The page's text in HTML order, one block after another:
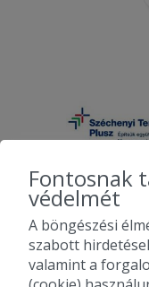
2010-2026
Pizza, gyros,
Fontosnak
védelmét
A böngészési
szabott
valamint a